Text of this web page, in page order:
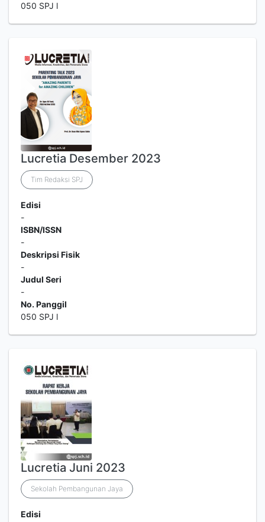
050 SPJ l
Lucretia Desember 2023
Tim Redaksi SPJ
Edisi
-
ISBN/ISSN
-
Deskripsi Fisik
-
Judul Seri
-
No. Panggil
050 SPJ l
Lucretia Juni 2023
Sekolah Pembangunan Jaya
Edisi